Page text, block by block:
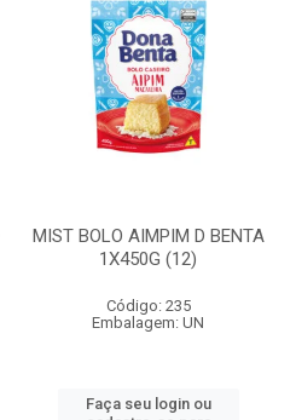
MIST BOLO AIMPIM D BENTA
1X450G (12)
Código: 235
Embalagem: UN
Faça seu login ou